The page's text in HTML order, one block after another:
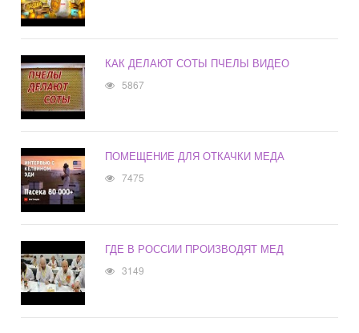
КАК ДЕЛАЮТ СОТЫ ПЧЕЛЫ ВИДЕО
5867
ПОМЕЩЕНИЕ ДЛЯ ОТКАЧКИ МЕДА
7475
ГДЕ В РОССИИ ПРОИЗВОДЯТ МЕД
3149